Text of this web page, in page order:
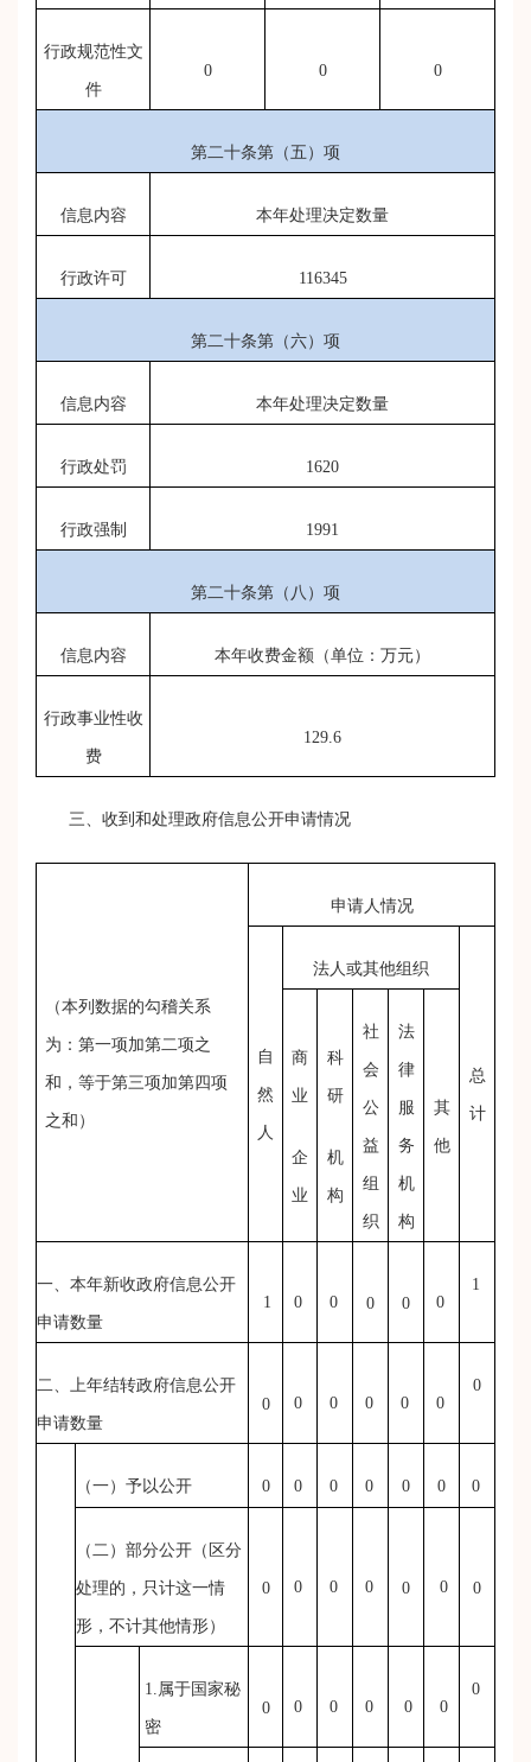
行政规范性文
件
0 0 0
第二十条第（五）项
信息内容 本年处理决定数量
行政许可 116345
第二十条第（六）项
信息内容 本年处理决定数量
行政处罚 1620
行政强制 1991
第二十条第（八）项
信息内容 本年收费金额（单位：万元）
行政事业性收
费
129.6
三、收到和处理政府信息公开申请情况
（本列数据的勾稽关系
为：第一项加第二项之
和，等于第三项加第四项
之和）
申请人情况
自
然
人
法人或其他组织
总
计
商
业
企
业
科
研
机
构
社
会
公
益
组
织
法
律
服
务
机
构
其
他
一、本年新收政府信息公开
申请数量
1 0 0 0 0 0
1
二、上年结转政府信息公开
申请数量
0 0 0 0 0 0
0
（一）予以公开 0 0 0 0 0 0 0
（二）部分公开 （区分
处理的，只计这一情
形，不计其他情形）
0 0 0 0 0 0 0
1.属于国家秘
密
0 0 0 0 0 0
0